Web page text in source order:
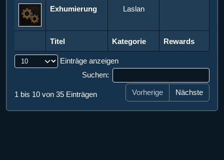
Titel Kategorie Rewards
Exhumierung Laslan
Titel Kategorie Rewards
Einträge anzeigen
Suchen:
1 bis 10 von 35 Einträgen Vorherige Nächste